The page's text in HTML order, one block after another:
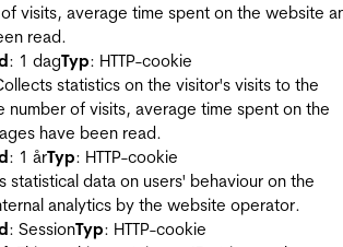
visits, average time spent on the website
read.
: 1 dagTyp: HTTP-cookie
statistics on the visitor's visits to the
number of visits, average time spent on the
have been read.
: 1 årTyp: HTTP-cookie
statistical data on users' behaviour on the
analytics by the website operator.
: SessionTyp: HTTP-cookie